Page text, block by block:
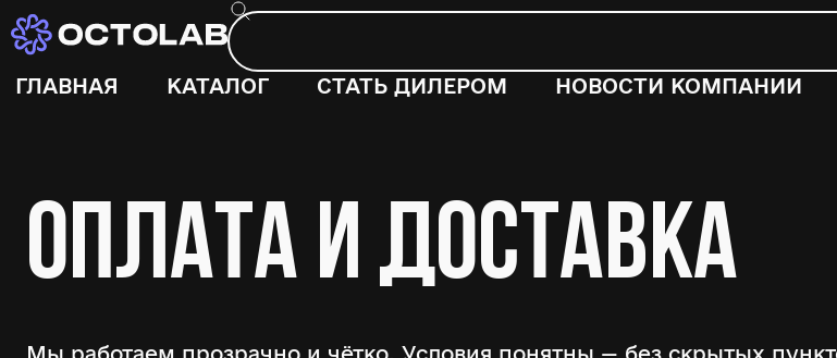
ГЛАВНАЯ КАТАЛОГ СТАТЬ ДИЛЕРОМ НОВОСТИ КОМПАНИИ
ОПЛАТА И ДОСТАВКА